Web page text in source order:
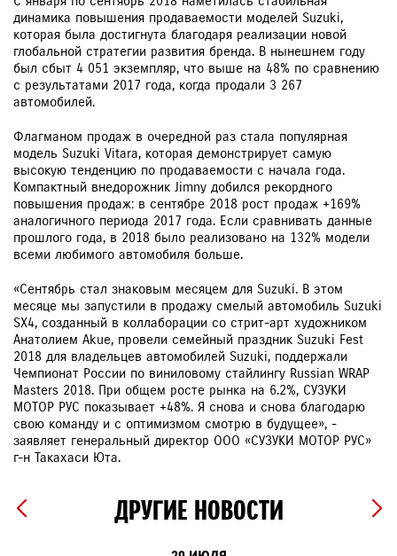
динамика повышения продаваемости моделей Suzuki,
которая была достигнута благодаря реализации новой
глобальной стратегии развития бренда. В нынешнем году
был сбыт 4 051 экземпляр, что выше на 48% по сравнению
с результатами 2017 года, когда продали 3 267
автомобилей.
Флагманом продаж в очередной раз стала популярная
модель Suzuki Vitara, которая демонстрирует самую
высокую тенденцию по продаваемости с начала года.
Компактный внедорожник Jimny добился рекордного
повышения продаж: в сентябре 2018 рост продаж +169%
аналогичного периода 2017 года. Если сравнивать данные
прошлого года, в 2018 было реализовано на 132% модели
всеми любимого автомобиля больше.
«Сентябрь стал знаковым месяцем для Suzuki. В этом
месяце мы запустили в продажу смелый автомобиль Suzuki
SX4, созданный в коллаборации со стрит-арт художником
Анатолием Akue, провели семейный праздник Suzuki Fest
2018 для владельцев автомобилей Suzuki, поддержали
Чемпионат России по виниловому стайлингу Russian WRAP
Masters 2018. При общем росте рынка на 6.2%, СУЗУКИ
МОТОР РУС показывает +48%. Я снова и снова благодарю
свою команду и с оптимизмом смотрю в будущее», -
заявляет генеральный директор ООО «СУЗУКИ МОТОР РУС»
г-н Такахаси Юта.
ДРУГИЕ НОВОСТИ